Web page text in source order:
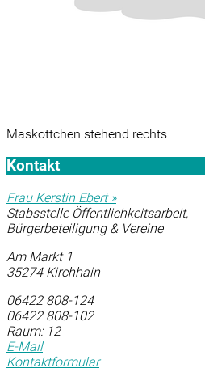
Maskottchen stehend rechts
Kontakt
Frau Kerstin Ebert »
Stabsstelle Öffentlichkeitsarbeit,
Bürgerbeteiligung & Vereine
Am Markt 1
35274 Kirchhain
06422 808-124
06422 808-102
Raum: 12
E-Mail
Kontaktformular